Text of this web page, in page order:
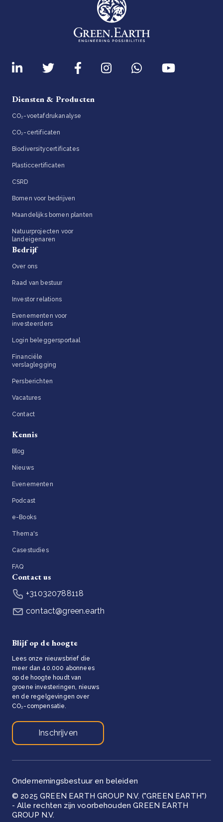
Diensten & Producten
CO₂-voetafdrukanalyse
CO₂-certificaten
Biodiversitycertificates
Plasticcertificaten
CSRD
Bomen voor bedrijven
Maandelijks bomen planten
Natuurprojecten voor
landeigenaren
Bedrijf
Over ons
Raad van bestuur
Investor relations
Evenementen voor
investeerders
Login beleggersportaal
Financiële
verslaglegging
Persberichten
Vacatures
Contact
Kennis
Blog
Nieuws
Evenementen
Podcast
e-Books
Thema's
Casestudies
FAQ
Contact us
+310320788118
contact@green.earth
Blijf op de hoogte
Lees onze nieuwsbrief die
meer dan 40.000 abonnees
op de hoogte houdt van
groene investeringen, nieuws
en de regelgevingen over
CO₂-compensatie.
Inschrijven
© 2025 GREEN EARTH GROUP N.V. ("GREEN EARTH")
- Alle rechten zijn voorbehouden GREEN EARTH
GROUP N.V.
Ondernemingsbestuur en beleiden